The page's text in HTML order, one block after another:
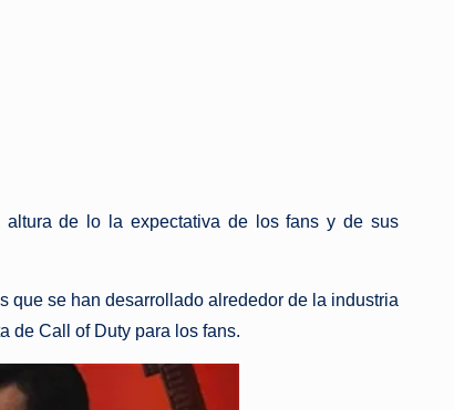
de lo la expectativa de los fans y de sus
que se han desarrollado alrededor de la industria
de Call of Duty para los fans.